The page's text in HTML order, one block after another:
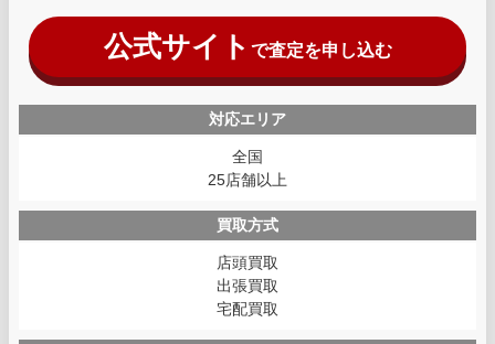
公式サイト で査定を申し込む
対応エリア
全国
25店舗以上
買取方式
店頭買取
出張買取
宅配買取